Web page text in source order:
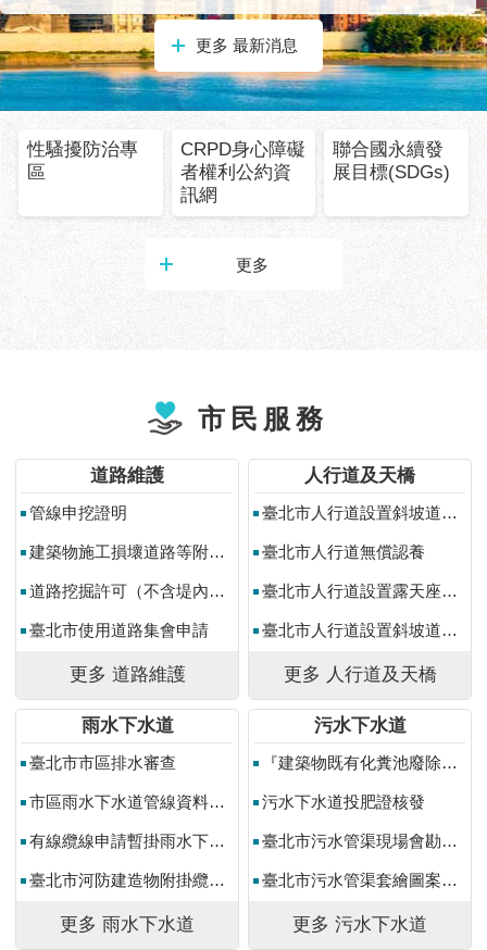
務
道
路
挖
資
訊
聯
發
心
專
區
站
導
English
北
北
服
更多 最新消息
性騷擾防治專
區
CRPD身心障礙
者權利公約資
訊網
聯合國永續發
展目標(SDGs)
更多
市民服務
道路維護
管線申挖證明
建築物施工損壞道路等附屬公共設施複勘申請
道路挖掘許可（不含堤內水防道路）
臺北市使用道路集會申請
更多 道路維護
人行道及天橋
臺北市人行道設置斜坡道申請
臺北市人行道無償認養
臺北市人行道設置露天座申請
臺北市人行道設置斜坡道展延申請
更多 人行道及天橋
雨水下水道
臺北市市區排水審查
市區雨水下水道管線資料申請作業
有線纜線申請暫掛雨水下水道作業
臺北市河防建造物附掛纜線作業
更多 雨水下水道
污水下水道
『建築物既有化糞池廢除或改設為污水坑補助』申請
污水下水道投肥證核發
臺北市污水管渠現場會勘案件申請作業
臺北市污水管渠套繪圖案件申請作業
更多 污水下水道